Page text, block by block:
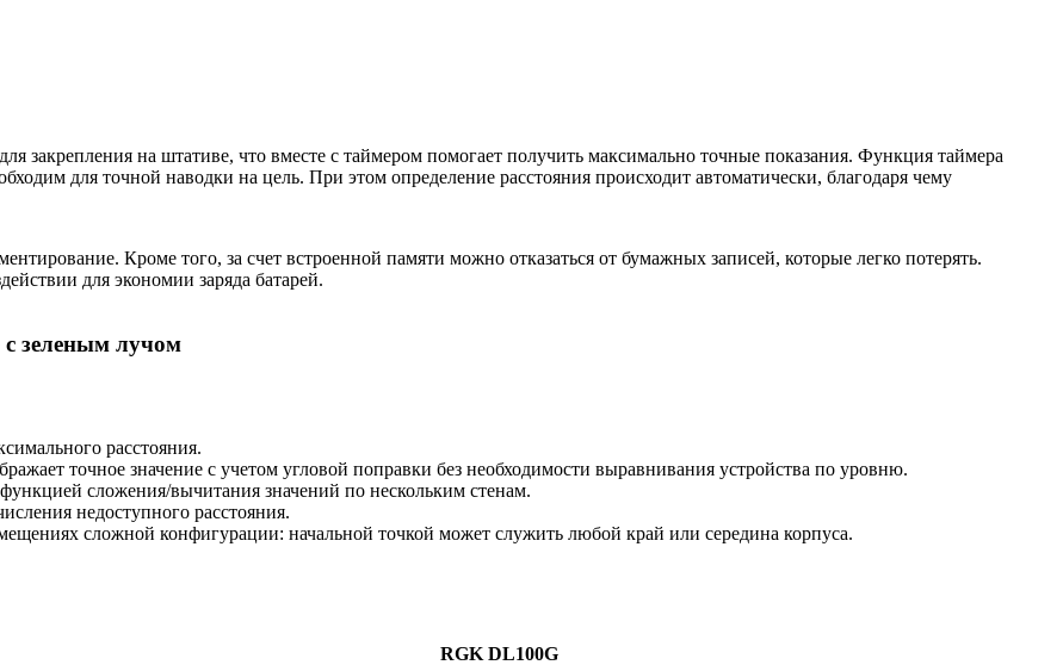
закрепления на штативе, что вместе с таймером помогает получить максимально точные показания. Функция таймера
для точной наводки на цель. При этом определение расстояния происходит автоматически, благодаря чему
Кроме того, за счет встроенной памяти можно отказаться от бумажных записей, которые легко потерять.
для экономии заряда батарей.
зеленым лучом
расстояния.
точное значение с учетом угловой поправки без необходимости выравнивания устройства по уровню.
сложения/вычитания значений по нескольким стенам.
недоступного расстояния.
сложной конфигурации: начальной точкой может служить любой край или середина корпуса.
RGK DL100G